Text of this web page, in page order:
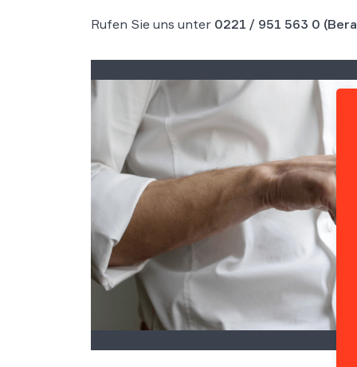
Rufen Sie uns unter 0221 / 951 563 0